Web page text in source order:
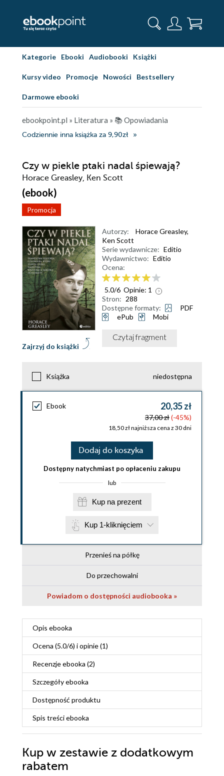
Kategorie Ebooki Audiobooki Książki
Kursy video Promocje Nowości Bestsellery
Darmowe ebooki
ebookpoint.pl » Literatura » 📚 Opowiadania
Codziennie inna książka za 9,90zł
Czy w piekle ptaki nadal śpiewają?
Horace Greasley, Ken Scott
(ebook)
Promocja
Zajrzyj do książki
Autorzy: Horace Greasley,
Ken Scott
Serie wydawnicze: Editio
Wydawnictwo: Editio
Ocena:
5.0/6 Opinie: 1
Stron: 288
Dostępne formaty:
PDF
ePub
Mobi
Czytaj fragment
Książka niedostępna
Ebook 20,35 zł
37,00 zł(-45%)
18,50 zł najniższa cena z 30 dni
Dodaj do koszyka
Dostępny natychmiast po opłaceniu zakupu
lub
Kup na prezent
Kup 1-kliknięciem
Przenieś na półkę
Do przechowalni
Powiadom o dostępności audiobooka »
Opis ebooka
Ocena (5.0/6) i opinie (1)
Recenzjeebooka (2)
Szczegółyebooka
Dostępność produktu
Spis treściebooka
Kup w zestawie z dodatkowym
rabatem